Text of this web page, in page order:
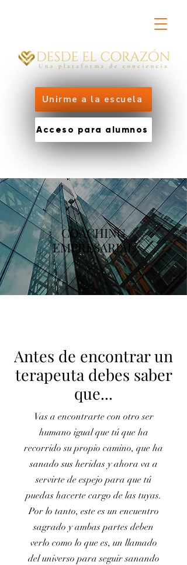
Unirme a la escuela
Acceso para alumnos
COACHING
EMPRESARIAL
Antes de encontrar un
terapeuta debes saber
que...
Vas a encontrarte con otro ser
humano igual que tú que ha
recorrido su propio camino, que ha
sanado sus heridas y ahora va a
servirte de espejo para que tú
puedas hacerte cargo de las tuyas.
Por lo tanto, este es un encuentro
sagrado y ambas partes deben
verlo como lo que es, un llamado
del universo para seguir sanando